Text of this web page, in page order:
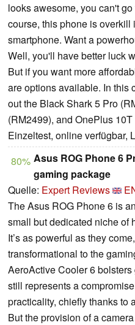
looks awesome, you can't
course, this phone is
smartphone. Want a
Well, you'll have better luck
But if you want more
are options available. In this
out the Black Shark 5 Pro
(RM2499), and OnePlus
Einzeltest, online verfügbar,
80% Asus ROG Phone 6
gaming package
Quelle: Expert Reviews
The Asus ROG Phone 6 is
small but dedicated niche of
It’s as powerful as they
transformational to the
AeroActive Cooler 6
still represents a
practicality, chiefly thanks to
But the provision of a